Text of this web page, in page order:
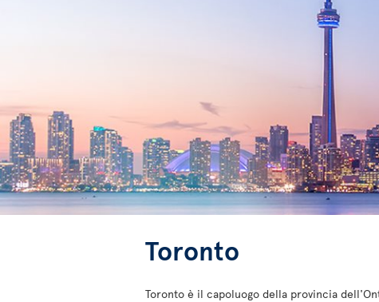
Toronto
Toronto è il capoluogo della provincia